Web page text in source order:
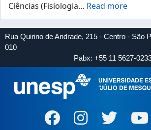
Ciências (Fisiologia… Read more
Rua Quirino de Andrade, 215 - Centro - São
010
Pabx: +55 11 5627-